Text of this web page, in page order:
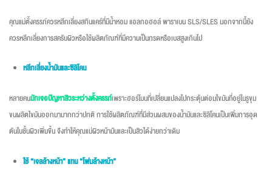
คุณแม่ตั้งครรภ์ควรหลีกเลี่ยงสกินแคร์ที่มีน้ำหอม แอลกอฮอล์ พาราเบน SLS/SLES นอกจากนี้ยัง
ควรหลีกเลี่ยงการสครับผิวหรือใช้ผลิตภัณฑ์ที่มีความเป็นกรดหรือเบสสูงเกินไป
หลีกเลี่ยงน้ำมันและซิลิโคน
หลายคนมักเจอปัญหาสิวระหว่างตั้งครรภ์เพราะฮอร์โมนที่เปลี่ยนแปลงไปกระตุ้นต่อมไขมันที่อยู่ในรูขุม
ขนผลิตไขมันออกมามากกว่าปกติ การใช้ผลิตภัณฑ์ที่มีส่วนผสมของน้ำมันและซิลิโคนเป็นเพิ่มการอุด
ตันในชั้นผิวเพิ่มขึ้น จึงทำให้คุณแม่ผิวหน้ามันและเป็นสิวได้ง่ายกว่าเดิม
ใช้ “เจลล้างหน้า” แทน “โฟมล้างหน้า”